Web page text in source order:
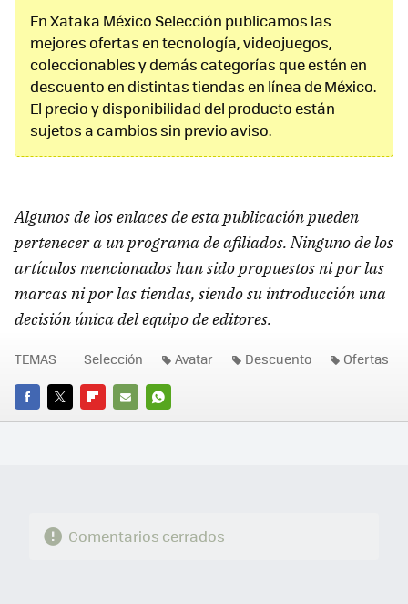
En Xataka México Selección publicamos las
mejores ofertas en tecnología, videojuegos,
coleccionables y demás categorías que estén en
descuento en distintas tiendas en línea de México.
El precio y disponibilidad del producto están
sujetos a cambios sin previo aviso.
Algunos de los enlaces de esta publicación pueden
pertenecer a un programa de afiliados. Ninguno de los
artículos mencionados han sido propuestos ni por las
marcas ni por las tiendas, siendo su introducción una
decisión única del equipo de editores.
FACEBOOK
TWITTERFLIPBOARD
E-
WHATSAPP
TEMAS Selección Avatar Descuento Ofertas
Comentarios cerrados